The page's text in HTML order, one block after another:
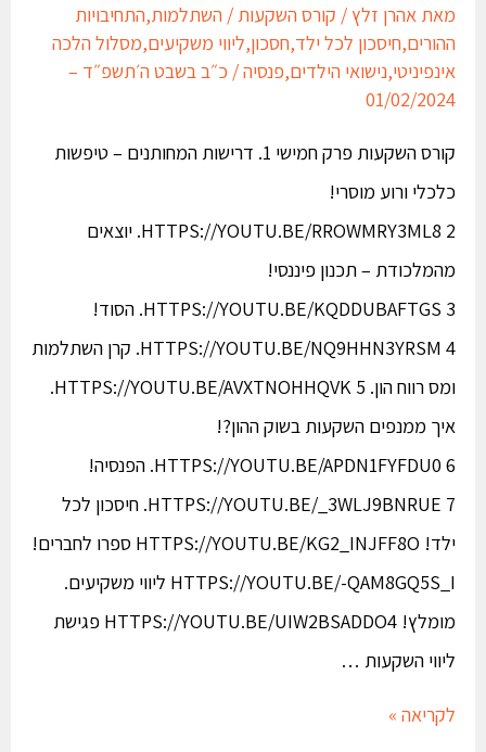
מאתאהרן זלץ/קורס השקעות/השתלמות,התחיבויות
ההורים,חיסכון לכל ילד,חסכון,ליווי משקיעים,מסלול הלכה
אינפיניטי,נישואי הילדים,פנסיה/כ״ב בשבט ה׳תשפ״ד –
01/02/2024
קורס השקעות פרק חמישי 1. דרישות המחותנים – טיפשות
כלכלי ורוע מוסרי!
HTTPS://YOUTU.BE/RROWMRY3ML8 2. יוצאים
מהמלכודת – תכנון פיננסי!
HTTPS://YOUTU.BE/KQDDUBAFTGS 3. הסוד!
HTTPS://YOUTU.BE/NQ9HHN3YRSM 4. קרן השתלמות
ומס רווח הון. HTTPS://YOUTU.BE/AVXTNOHHQVK 5.
איך ממנפים השקעות בשוק ההון?!
HTTPS://YOUTU.BE/APDN1FYFDU0 6. הפנסיה!
HTTPS://YOUTU.BE/_3WLJ9BNRUE 7. חיסכון לכל
ילד! HTTPS://YOUTU.BE/KG2_INJFF8O ספרו לחברים!
HTTPS://YOUTU.BE/-QAM8GQ5S_I ליווי משקיעים.
מומלץ! HTTPS://YOUTU.BE/UIW2BSADDO4 פגישת
ליווי השקעות …
לקריאה »